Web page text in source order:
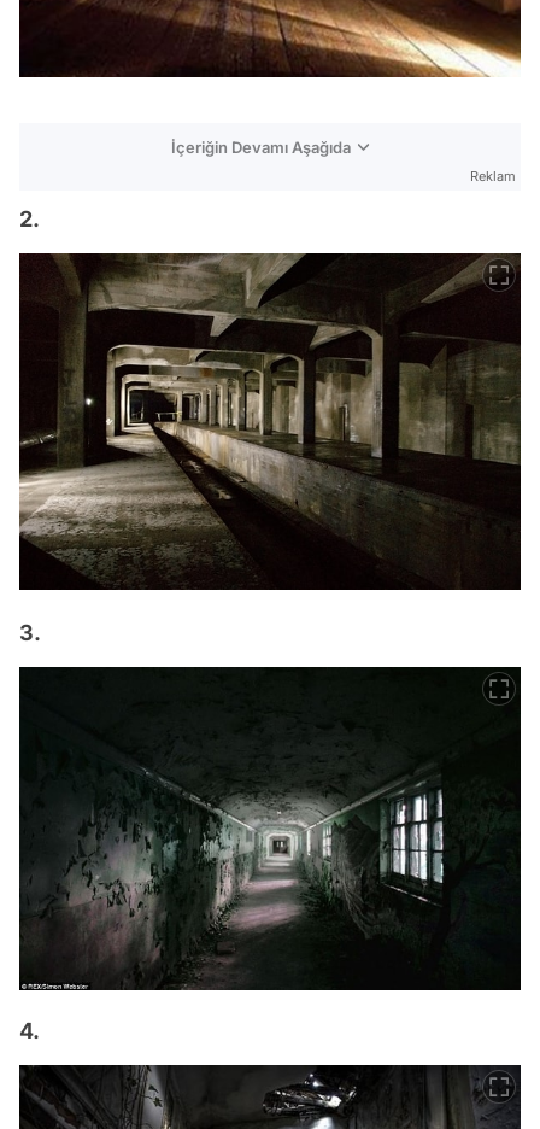
İçeriğin Devamı Aşağıda
Reklam
2.
3.
4.